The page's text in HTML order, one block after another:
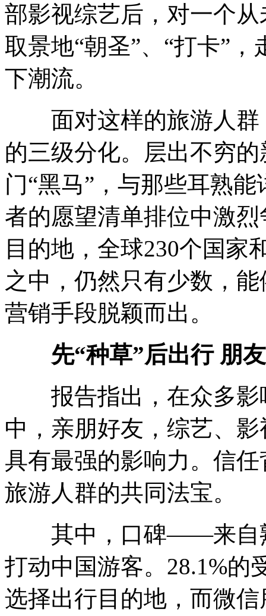
部影视综艺后，对一个
取景地“朝圣”、“打卡”
下潮流。
面对这样的旅游人群
的三级分化。层出不穷
门“黑马”，与那些耳熟
者的愿望清单排位中激
目的地，全球230个国家
之中，仍然只有少数，
营销手段脱颖而出。
先“种草”后出行 朋
报告指出，在众多影
中，亲朋好友，综艺、
具有最强的影响力。信
旅游人群的共同法宝。
其中，口碑——来自
打动中国游客。28.1%的
选择出行目的地，而微